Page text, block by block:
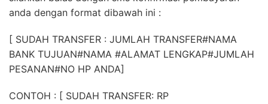
anda dengan format dibawah ini :
[ SUDAH TRANSFER : JUMLAH TRANSFER#NAMA
BANK TUJUAN#NAMA #ALAMAT LENGKAP#JUMLAH
PESANAN#NO HP ANDA]
CONTOH : [ SUDAH TRANSFER: RP